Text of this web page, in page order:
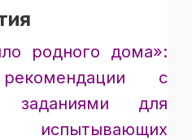
родного дома»:
с
заданиями для
испытывающих